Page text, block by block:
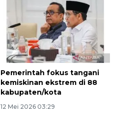
Pemerintah fokus tangani
kemiskinan ekstrem di 88
kabupaten/kota
12 Mei 2026 03:29